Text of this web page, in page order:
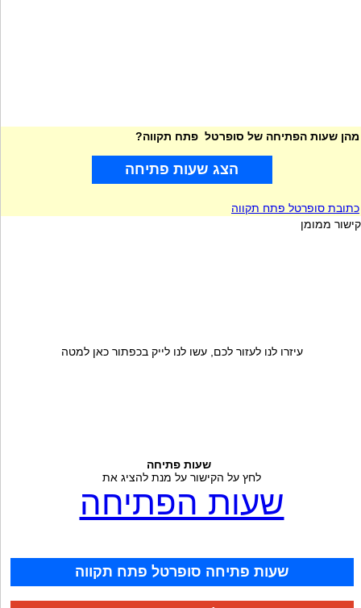
מהן שעות הפתיחה של סופרטל פתח תקווה?
הצג שעות פתיחה
כתובת סופרטל פתח תקווה
קישור ממומן
עיזרו לנו לעזור לכם, עשו לנו לייק בכפתור כאן למטה
שעות פתיחה
לחץ על הקישור על מנת להציג את
שעות הפתיחה
שעות פתיחה סופרטל פתח תקווה